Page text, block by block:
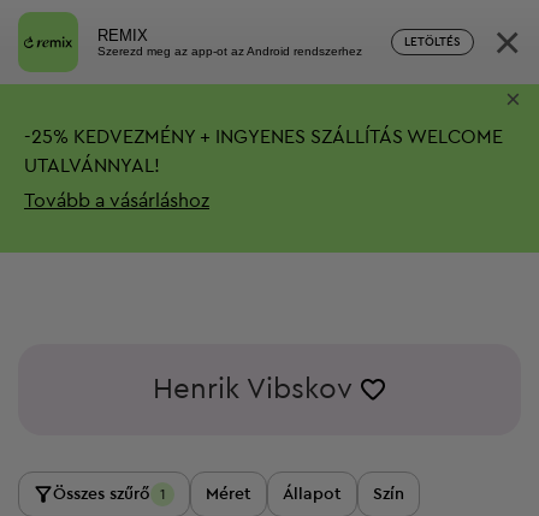
REMIX
Szerezd meg az app-ot az Android rendszerhez
LETÖLTÉS ×
-25% KEDVEZMÉNY + INGYENES SZÁLLÍTÁS WELCOME
UTALVÁNNYAL!
Tovább a vásárláshoz
×
Henrik Vibskov
Összes szűrő 1 Méret Állapot Szín